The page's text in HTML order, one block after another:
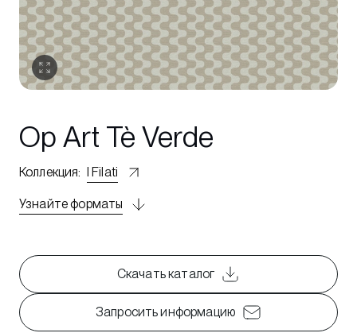
Op Art Tè Verde
Коллекция: I Filati
Узнайте форматы
Скачать каталог
Запросить информацию